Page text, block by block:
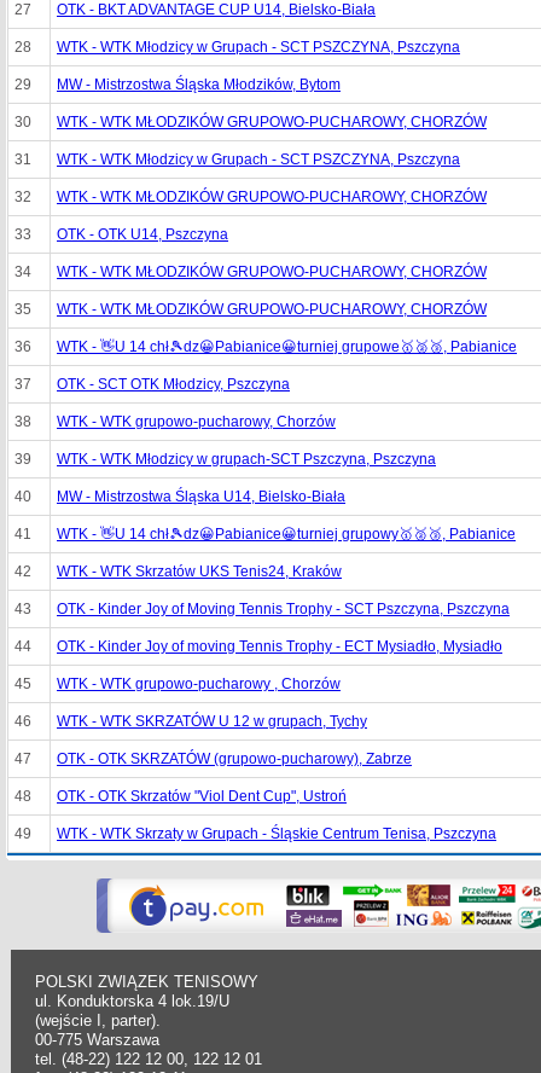
27 OTK - BKT ADVANTAGE CUP U14, Bielsko-Biała
28 WTK - WTK Młodzicy w Grupach - SCT PSZCZYNA, Pszczyna
29 MW - Mistrzostwa Śląska Młodzików, Bytom
30 WTK - WTK MŁODZIKÓW GRUPOWO-PUCHAROWY, CHORZÓW
31 WTK - WTK Młodzicy w Grupach - SCT PSZCZYNA, Pszczyna
32 WTK - WTK MŁODZIKÓW GRUPOWO-PUCHAROWY, CHORZÓW
33 OTK - OTK U14, Pszczyna
34 WTK - WTK MŁODZIKÓW GRUPOWO-PUCHAROWY, CHORZÓW
35 WTK - WTK MŁODZIKÓW GRUPOWO-PUCHAROWY, CHORZÓW
36 WTK - 👋U 14 chł🎾dz😀Pabianice😀turniej grupowe🥇🥈🥉, Pabianice
37 OTK - SCT OTK Młodzicy, Pszczyna
38 WTK - WTK grupowo-pucharowy, Chorzów
39 WTK - WTK Młodzicy w grupach-SCT Pszczyna, Pszczyna
40 MW - Mistrzostwa Śląska U14, Bielsko-Biała
41 WTK - 👋U 14 chł🎾dz😀Pabianice😀turniej grupowy🥇🥈🥉, Pabianice
42 WTK - WTK Skrzatów UKS Tenis24, Kraków
43 OTK - Kinder Joy of Moving Tennis Trophy - SCT Pszczyna, Pszczyna
44 OTK - Kinder Joy of moving Tennis Trophy - ECT Mysiadło, Mysiadło
45 WTK - WTK grupowo-pucharowy , Chorzów
46 WTK - WTK SKRZATÓW U 12 w grupach, Tychy
47 OTK - OTK SKRZATÓW (grupowo-pucharowy), Zabrze
48 OTK - OTK Skrzatów "Viol Dent Cup", Ustroń
49 WTK - WTK Skrzaty w Grupach - Śląskie Centrum Tenisa, Pszczyna
POLSKI ZWIĄZEK TENISOWY
ul. Konduktorska 4 lok.19/U
(wejście I, parter).
00-775 Warszawa
tel. (48-22) 122 12 00, 122 12 01